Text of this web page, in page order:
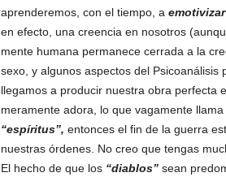
aprenderemos, con el tiempo, a
en efecto, una creencia en nosotros
mente humana permanece cerrada a la
sexo, y algunos aspectos del
llegamos a producir nuestra obra perfecta
meramente adora, lo que vagamente llama
“espíritus”, entonces el fin de la guerra
nuestras órdenes. No creo que tengas
El hecho de que los “diablos”sean